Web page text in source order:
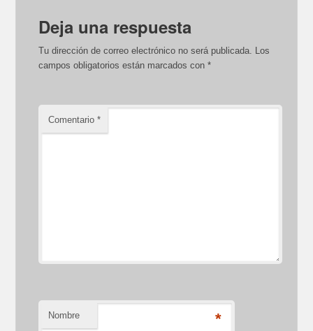
Deja una respuesta
Tu dirección de correo electrónico no será publicada. Los
campos obligatorios están marcados con*
Comentario*
Nombre *